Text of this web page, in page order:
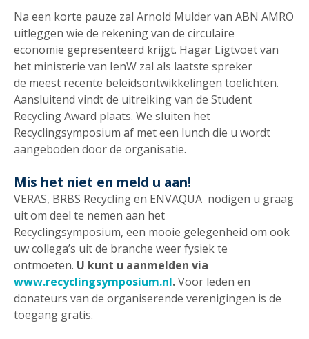
Na een korte pauze zal Arnold Mulder van ABN AMRO
uitleggen wie de rekening van de circulaire
economie gepresenteerd krijgt. Hagar Ligtvoet van
het ministerie van IenW zal als laatste spreker
de meest recente beleidsontwikkelingen toelichten.
Aansluitend vindt de uitreiking van de Student
Recycling Award plaats. We sluiten het
Recyclingsymposium af met een lunch die u wordt
aangeboden door de organisatie.
Mis het niet en meld u aan!
VERAS, BRBS Recycling en ENVAQUA nodigen u graag
uit om deel te nemen aan het
Recyclingsymposium, een mooie gelegenheid om ook
uw collega’s uit de branche weer fysiek te
ontmoeten. U kunt u aanmelden via
www.recyclingsymposium.nl.Voor leden en
donateurs van de organiserende verenigingen is de
toegang gratis.